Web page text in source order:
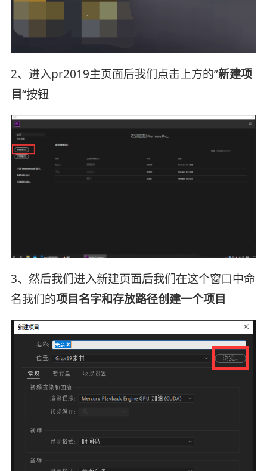
2、进入pr2019主页面后我们点击上方的”新建项
目“按钮
3、然后我们进入新建页面后我们在这个窗口中命
名我们的项目名字和存放路径创建一个项目